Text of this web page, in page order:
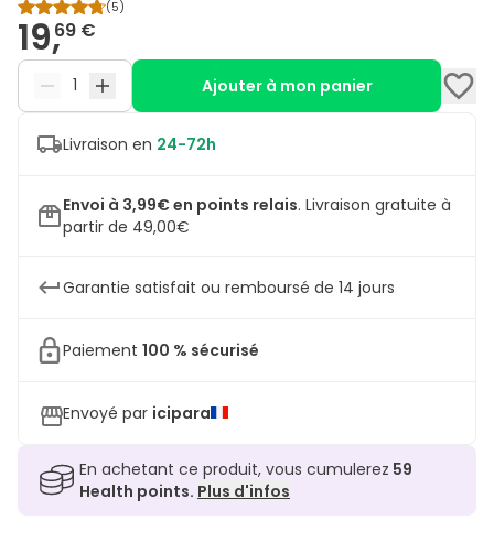
(5)
19,69 €
Ajouter à mon panier
Livraison en 24-72h
Envoi à 3,99€ en points relais. Livraison gratuite à
partir de 49,00€
Garantie satisfait ou remboursé de 14 jours
Paiement 100 % sécurisé
Envoyé par icipara
En achetant ce produit, vous cumulerez 59
Health points. Plus d'infos